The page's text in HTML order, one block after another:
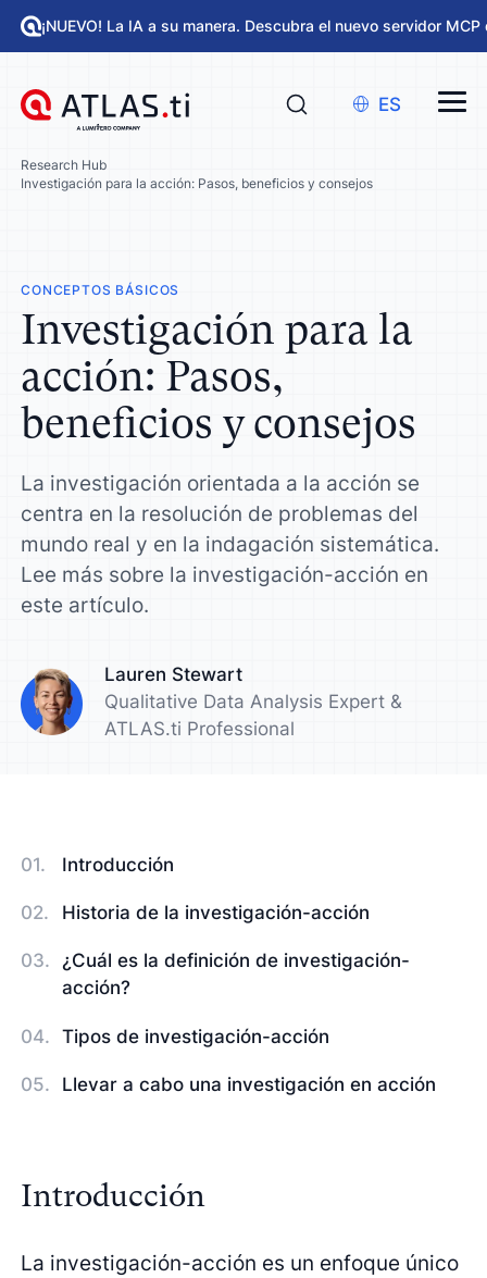
¡NUEVO! La IA a su manera. Descubra el nuevo servidor
ES
Research Hub
Investigación para la acción: Pasos, beneficios y consejos
CONCEPTOS BÁSICOS
Investigación para la
acción: Pasos,
beneficios y consejos
La investigación orientada a la acción se
centra en la resolución de problemas del
mundo real y en la indagación sistemática.
Lee más sobre la investigación-acción en
este artículo.
Lauren Stewart
Qualitative Data Analysis Expert &
ATLAS.ti Professional
Introducción
Historia de la investigación-acción
¿Cuál es la definición de investigación-
acción?
Tipos de investigación-acción
Llevar a cabo una investigación en acción
Introducción
La investigación-acción es un enfoque único